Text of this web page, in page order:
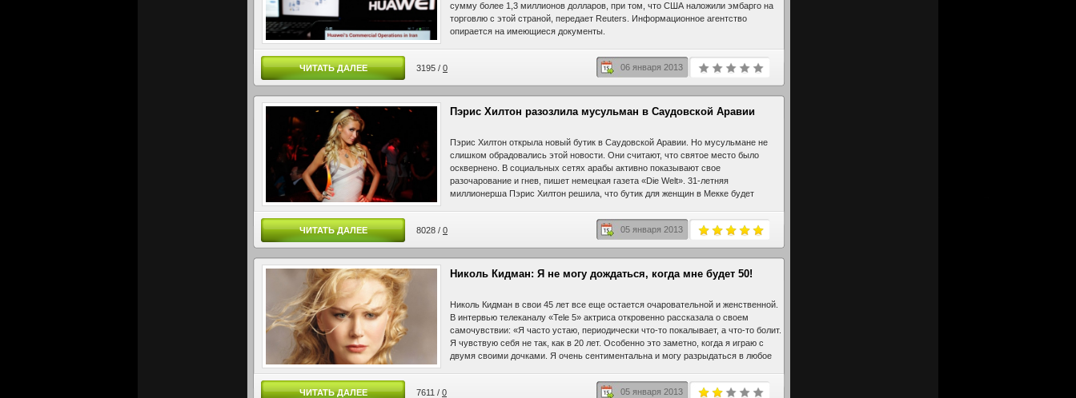
сумму более 1,3 миллионов долларов, при том, что США наложили эмбарго на
торговлю с этой страной, передает Reuters. Информационное агентство
опирается на имеющиеся документы.
ЧИТАТЬ ДАЛЕЕ 3195 / 0 06 января 2013
Пэрис Хилтон разозлила мусульман в Саудовской Аравии
Пэрис Хилтон открыла новый бутик в Саудовской Аравии. Но мусульмане не
слишком обрадовались этой новости. Они считают, что святое место было
осквернено. В социальных сетях арабы активно показывают свое
разочарование и гнев, пишет немецкая газета «Die Welt». 31-летняя
миллионерша Пэрис Хилтон решила, что бутик для женщин в Мекке будет
гламурной дивы как богохульство. По их мнению, самое святое религиозное
место не должно стать центром по продаже дизайнерских сумок и одежды.
ЧИТАТЬ ДАЛЕЕ 8028 / 0 05 января 2013
Николь Кидман: Я не могу дождаться, когда мне будет 50!
Николь Кидман в свои 45 лет все еще остается очаровательной и женственной.
В интервью телеканалу «Tele 5» актриса откровенно рассказала о своем
самочувствии: «Я часто устаю, периодически что-то покалывает, а что-то болит.
Я чувствую себя не так, как в 20 лет. Особенно это заметно, когда я играю с
двумя своими дочками. Я очень сентиментальна и могу разрыдаться в любое
ЧИТАТЬ ДАЛЕЕ
7611 / 0 05 января 2013